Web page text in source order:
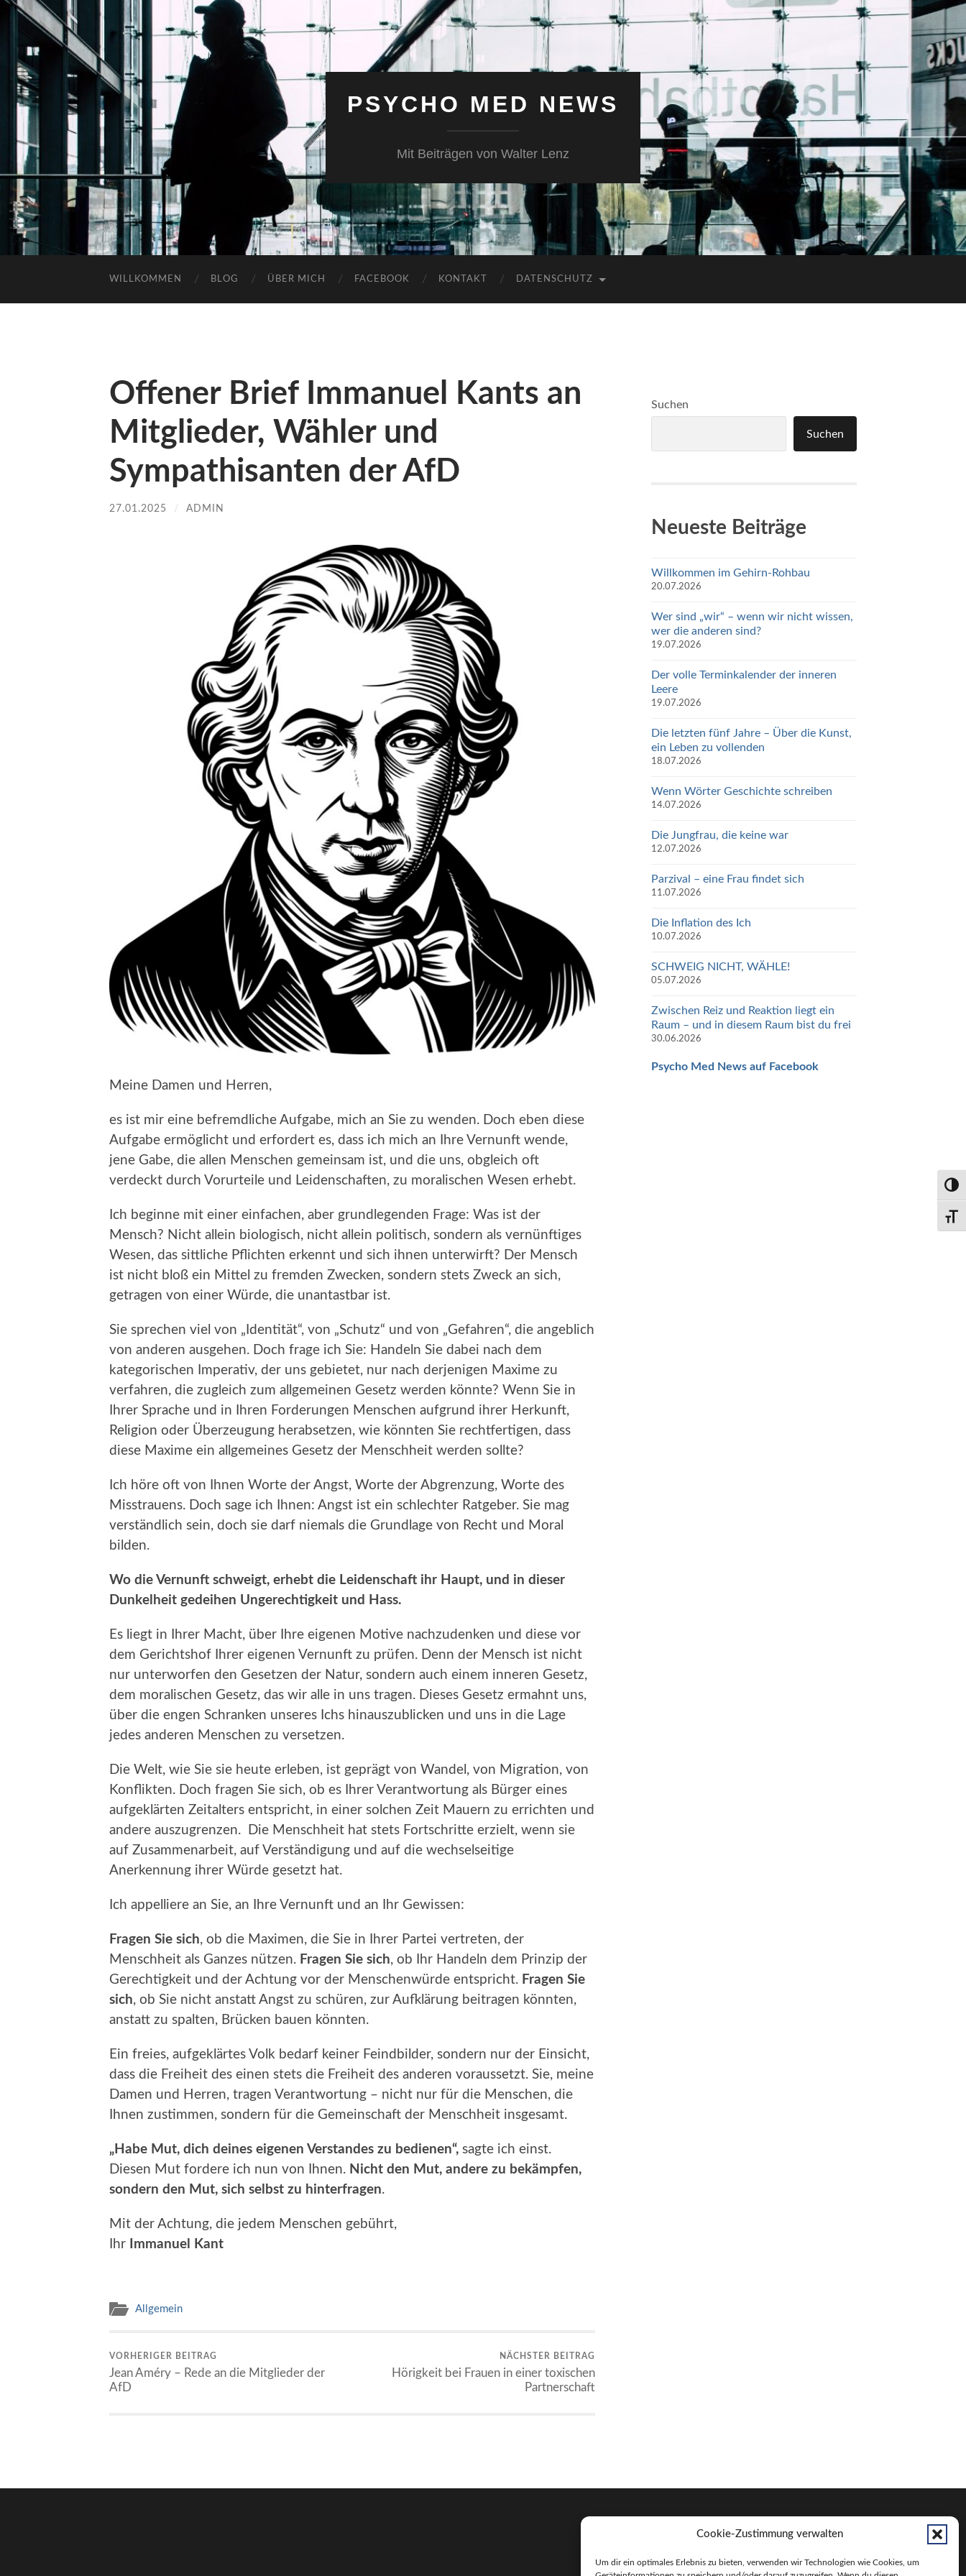
Cookie-Zustimmung verwalten
Um dir ein optimales Erlebnis zu bieten, verwenden wir Technologien wie Cookies, um
PSYCHO MED NEWS
Mit Beiträgen von Walter Lenz
WILLKOMMEN BLOG ÜBER MICH FACEBOOK KONTAKT DATENSCHUTZ
Offener Brief Immanuel Kants an
Mitglieder, Wähler und
Sympathisanten der AfD
27.01.2025 / ADMIN
Meine Damen und Herren,
es ist mir eine befremdliche Aufgabe, mich an Sie zu wenden. Doch eben diese
Aufgabe ermöglicht und erfordert es, dass ich mich an Ihre Vernunft wende,
jene Gabe, die allen Menschen gemeinsam ist, und die uns, obgleich oft
verdeckt durch Vorurteile und Leidenschaften, zu moralischen Wesen erhebt.
Ich beginne mit einer einfachen, aber grundlegenden Frage: Was ist der
Mensch? Nicht allein biologisch, nicht allein politisch, sondern als vernünftiges
Wesen, das sittliche Pflichten erkennt und sich ihnen unterwirft? Der Mensch
ist nicht bloß ein Mittel zu fremden Zwecken, sondern stets Zweck an sich,
getragen von einer Würde, die unantastbar ist.
Sie sprechen viel von „Identität“, von „Schutz“ und von „Gefahren“, die angeblich
von anderen ausgehen. Doch frage ich Sie: Handeln Sie dabei nach dem
kategorischen Imperativ, der uns gebietet, nur nach derjenigen Maxime zu
verfahren, die zugleich zum allgemeinen Gesetz werden könnte? Wenn Sie in
Ihrer Sprache und in Ihren Forderungen Menschen aufgrund ihrer Herkunft,
Religion oder Überzeugung herabsetzen, wie könnten Sie rechtfertigen, dass
diese Maxime ein allgemeines Gesetz der Menschheit werden sollte?
Ich höre oft von Ihnen Worte der Angst, Worte der Abgrenzung, Worte des
Misstrauens. Doch sage ich Ihnen: Angst ist ein schlechter Ratgeber. Sie mag
verständlich sein, doch sie darf niemals die Grundlage von Recht und Moral
bilden.
Wo die Vernunft schweigt, erhebt die Leidenschaft ihr Haupt, und in dieser
Dunkelheit gedeihen Ungerechtigkeit und Hass.
Es liegt in Ihrer Macht, über Ihre eigenen Motive nachzudenken und diese vor
dem Gerichtshof Ihrer eigenen Vernunft zu prüfen. Denn der Mensch ist nicht
nur unterworfen den Gesetzen der Natur, sondern auch einem inneren Gesetz,
dem moralischen Gesetz, das wir alle in uns tragen. Dieses Gesetz ermahnt uns,
über die engen Schranken unseres Ichs hinauszublicken und uns in die Lage
jedes anderen Menschen zu versetzen.
Die Welt, wie Sie sie heute erleben, ist geprägt von Wandel, von Migration, von
Konflikten. Doch fragen Sie sich, ob es Ihrer Verantwortung als Bürger eines
aufgeklärten Zeitalters entspricht, in einer solchen Zeit Mauern zu errichten und
andere auszugrenzen. Die Menschheit hat stets Fortschritte erzielt, wenn sie
auf Zusammenarbeit, auf Verständigung und auf die wechselseitige
Anerkennung ihrer Würde gesetzt hat.
Ich appelliere an Sie, an Ihre Vernunft und an Ihr Gewissen:
Fragen Sie sich, ob die Maximen, die Sie in Ihrer Partei vertreten, der
Menschheit als Ganzes nützen. Fragen Sie sich, ob Ihr Handeln dem Prinzip der
Gerechtigkeit und der Achtung vor der Menschenwürde entspricht. Fragen Sie
sich, ob Sie nicht anstatt Angst zu schüren, zur Aufklärung beitragen könnten,
anstatt zu spalten, Brücken bauen könnten.
Ein freies, aufgeklärtes Volk bedarf keiner Feindbilder, sondern nur der Einsicht,
dass die Freiheit des einen stets die Freiheit des anderen voraussetzt. Sie, meine
Damen und Herren, tragen Verantwortung – nicht nur für die Menschen, die
Ihnen zustimmen, sondern für die Gemeinschaft der Menschheit insgesamt.
„Habe Mut, dich deines eigenen Verstandes zu bedienen“, sagte ich einst.
Diesen Mut fordere ich nun von Ihnen. Nicht den Mut, andere zu bekämpfen,
sondern den Mut, sich selbst zu hinterfragen.
Mit der Achtung, die jedem Menschen gebührt,
Ihr
Immanuel Kant
Allgemein
VORHERIGER BEITRAG
Jean Améry – Rede an die Mitglieder der
AfD
NÄCHSTER BEITRAG
Hörigkeit bei Frauen in einer toxischen
Partnerschaft
Suchen
Suchen
Neueste Beiträge
Willkommen im Gehirn-Rohbau
20.07.2026
Wer sind „wir“ – wenn wir nicht wissen,
wer die anderen sind?
19.07.2026
Der volle Terminkalender der inneren
Leere
19.07.2026
Die letzten fünf Jahre – Über die Kunst,
ein Leben zu vollenden
18.07.2026
Wenn Wörter Geschichte schreiben
14.07.2026
Die Jungfrau, die keine war
12.07.2026
Parzival – eine Frau findet sich
11.07.2026
Die Inflation des Ich
10.07.2026
SCHWEIG NICHT, WÄHLE!
05.07.2026
Zwischen Reiz und Reaktion liegt ein
Raum – und in diesem Raum bist du frei
30.06.2026
Psycho Med News auf Facebook